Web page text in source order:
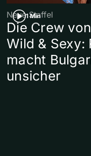
1 Min
Neue Staffel
Die Crew
Wild & Sexy:
macht
unsicher